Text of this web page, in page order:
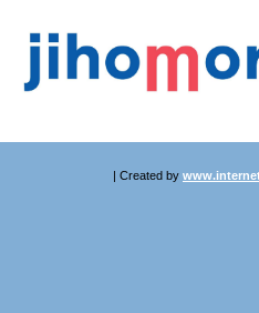
| Created by